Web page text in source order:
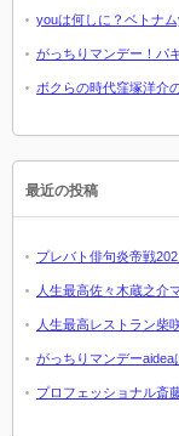
youは何しに？ベトナ
がっちりマンデー！パ
ボクらの時代窪塚洋介
最近の投稿
プレバト俳句炎帝戦
人生最高佐々木蔵之介
人生最高レストラン柴
がっちりマンデー
プロフェッショナル斎